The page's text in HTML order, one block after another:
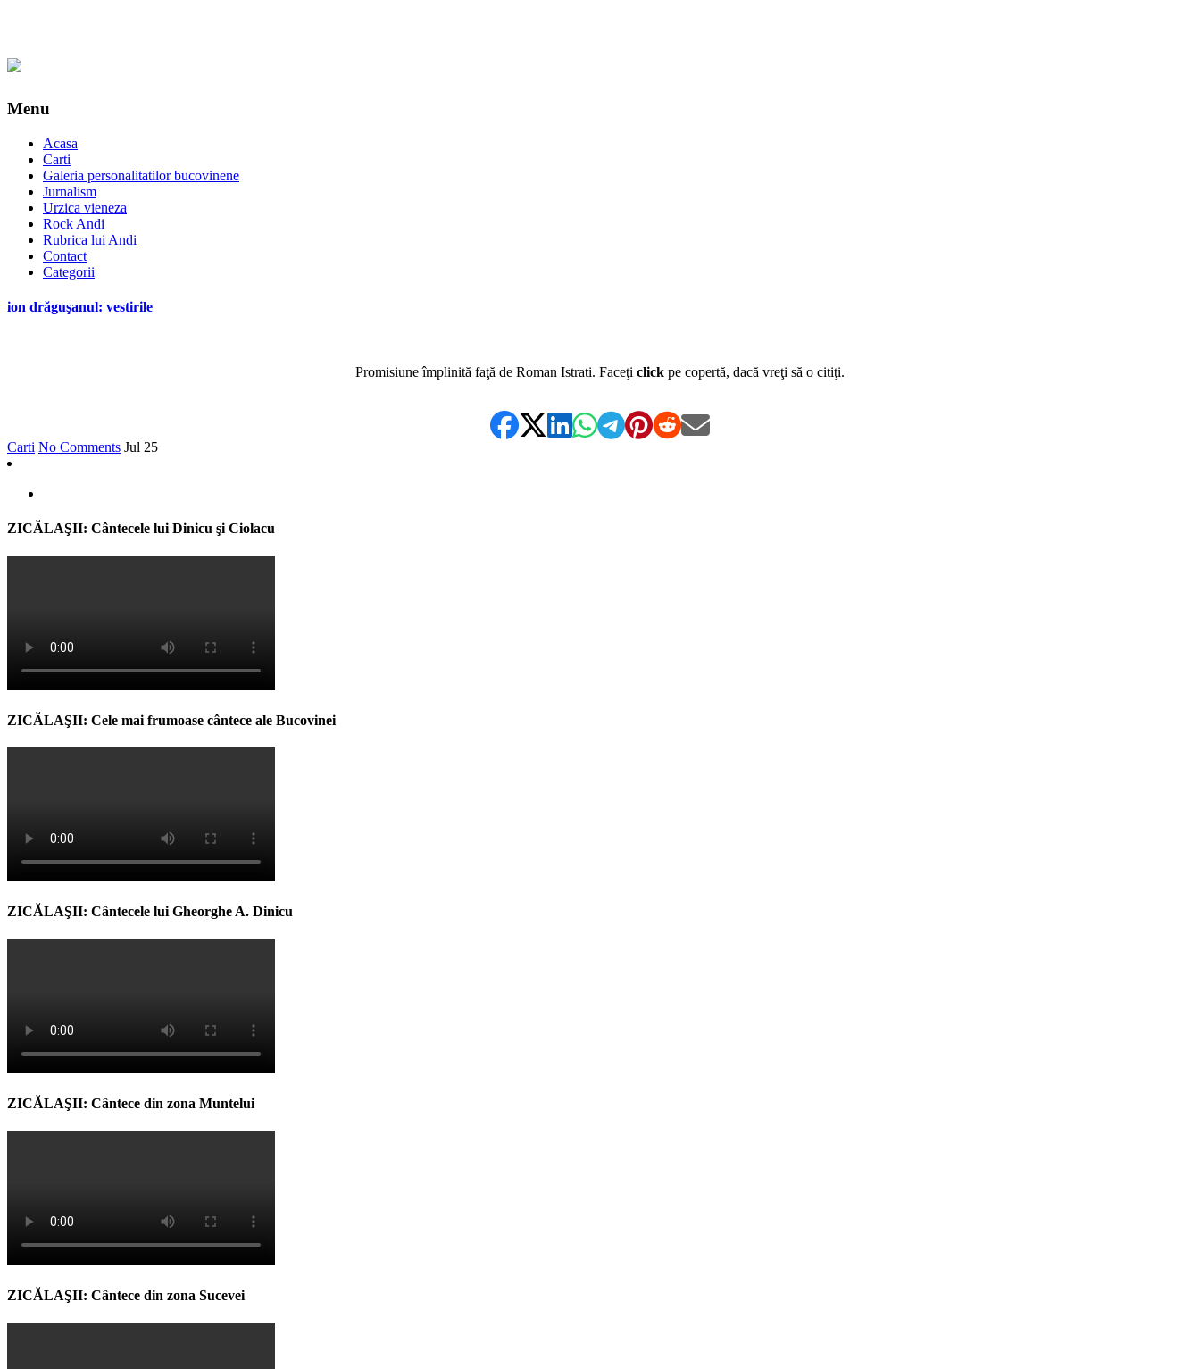
Menu
Acasa
Carti
Galeria personalitatilor bucovinene
Jurnalism
Urzica vieneza
Rock Andi
Rubrica lui Andi
Contact
Categorii
ion drăguşanul: vestirile
Promisiune împlinită faţă de Roman Istrati. Faceţi click pe copertă, dacă vreţi să o citiţi.
Carti No Comments Jul 25
ZICĂLAŞII: Cântecele lui Dinicu şi Ciolacu
ZICĂLAŞII: Cele mai frumoase cântece ale Bucovinei
ZICĂLAŞII: Cântecele lui Gheorghe A. Dinicu
ZICĂLAŞII: Cântece din zona Muntelui
ZICĂLAŞII: Cântece din zona Sucevei